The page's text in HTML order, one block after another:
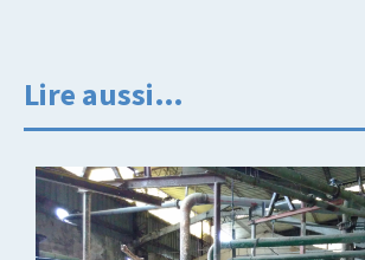
Lire aussi…